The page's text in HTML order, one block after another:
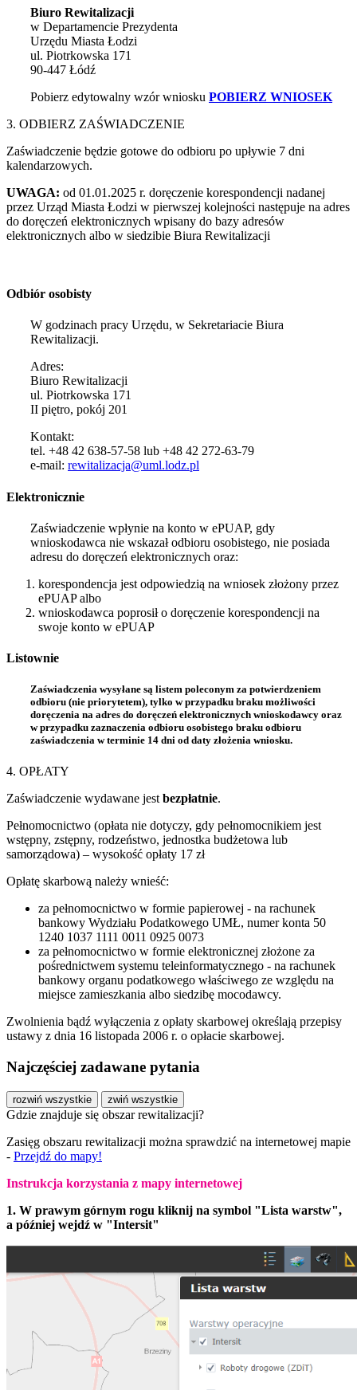
Biuro Rewitalizacji
w Departamencie Prezydenta
Urzędu Miasta Łodzi
ul. Piotrkowska 171
90-447 Łódź
Pobierz edytowalny wzór wniosku POBIERZ WNIOSEK
3. ODBIERZ ZAŚWIADCZENIE
Zaświadczenie będzie gotowe do odbioru po upływie 7 dni
kalendarzowych.
UWAGA: od 01.01.2025 r. doręczenie korespondencji nadanej
przez Urząd Miasta Łodzi w pierwszej kolejności następuje na adres
do doręczeń elektronicznych wpisany do bazy adresów
elektronicznych albo w siedzibie Biura Rewitalizacji
Odbiór osobisty
W godzinach pracy Urzędu, w Sekretariacie Biura
Rewitalizacji.
Adres:
Biuro Rewitalizacji
ul. Piotrkowska 171
II piętro, pokój 201
Kontakt:
tel. +48 42 638-57-58 lub +48 42 272-63-79
e-mail: rewitalizacja@uml.lodz.pl
Elektronicznie
Zaświadczenie wpłynie na konto w ePUAP, gdy
wnioskodawca nie wskazał odbioru osobistego, nie posiada
adresu do doręczeń elektronicznych oraz:
korespondencja jest odpowiedzią na wniosek złożony przez
ePUAP albo
wnioskodawca poprosił o doręczenie korespondencji na
swoje konto w ePUAP
Listownie
Zaświadczenia wysyłane są listem poleconym za potwierdzeniem
odbioru (nie priorytetem), tylko w przypadku braku możliwości
doręczenia na adres do doręczeń elektronicznych wnioskodawcy oraz
w przypadku zaznaczenia odbioru osobistego braku odbioru
zaświadczenia w terminie 14 dni od daty złożenia wniosku.
4. OPŁATY
Zaświadczenie wydawane jest bezpłatnie.
Pełnomocnictwo (opłata nie dotyczy, gdy pełnomocnikiem jest
wstępny, zstępny, rodzeństwo, jednostka budżetowa lub
samorządowa) – wysokość opłaty 17 zł
Opłatę skarbową należy wnieść:
za pełnomocnictwo w formie papierowej - na rachunek
bankowy Wydziału Podatkowego UMŁ, numer konta 50
1240 1037 1111 0011 0925 0073
za pełnomocnictwo w formie elektronicznej złożone za
pośrednictwem systemu teleinformatycznego - na rachunek
bankowy organu podatkowego właściwego ze względu na
miejsce zamieszkania albo siedzibę mocodawcy.
Zwolnienia bądź wyłączenia z opłaty skarbowej określają przepisy
ustawy z dnia 16 listopada 2006 r. o opłacie skarbowej.
Najczęściej zadawane pytania
rozwiń wszystkie zwiń wszystkie
Gdzie znajduje się obszar rewitalizacji?
Zasięg obszaru rewitalizacji można sprawdzić na internetowej mapie
- Przejdź do mapy!
Instrukcja korzystania z mapy internetowej
1. W prawym górnym rogu kliknij na symbol "Lista warstw",
a później wejdź w "Intersit"